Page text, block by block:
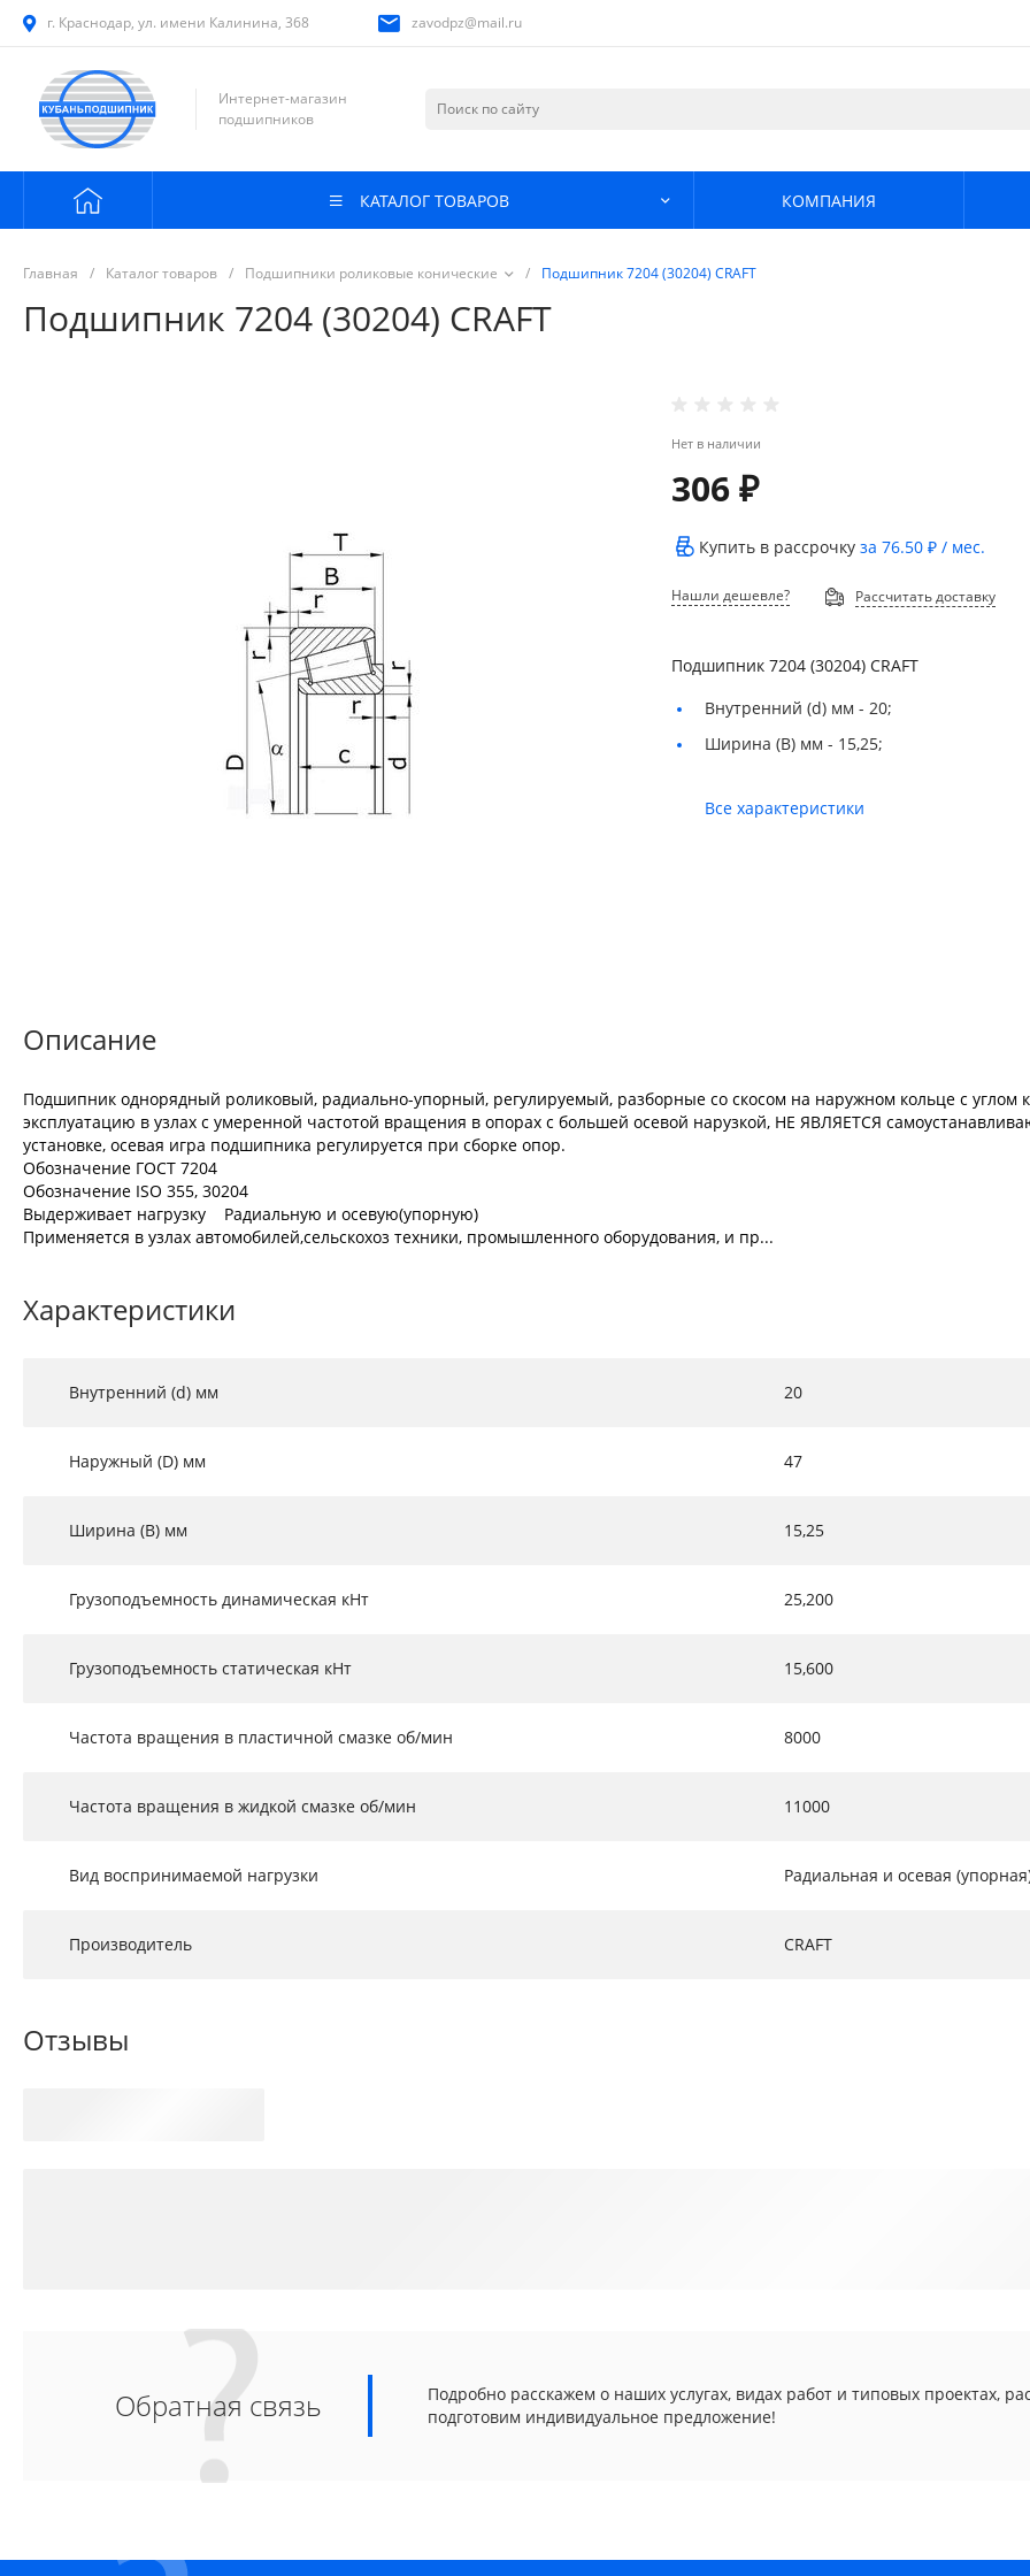
г. Краснодар, ул. имени Калинина, 368 zavodpz@mail.ru
Интернет-магазин
подшипников
КАТАЛОГ ТОВАРОВ КОМПАНИЯ
Главная / Каталог товаров / Подшипники роликовые конические / Подшипник 7204 (30204) CRAFT
Подшипник 7204 (30204) CRAFT
Нет в наличии
306 ₽
Купить в рассрочкуза76.50 ₽ / мес.
Нашли дешевле? Рассчитать доставку
Подшипник 7204 (30204) CRAFT
Внутренний (d) мм - 20;
Ширина (B) мм - 15,25;
Все характеристики
Описание
Подшипник однорядный роликовый, радиально-упорный, регулируемый, разборные со скосом на наружном кольце с углом
эксплуатацию в узлах с умеренной частотой вращения в опорах с большей осевой нарузкой, НЕ ЯВЛЯЕТСЯ
установке, осевая игра подшипника регулируется при сборке опор.
Обозначение ГОСТ 7204
Обозначение ISO 355, 30204
Выдерживает нагрузку Радиальную и осевую(упорную)
Применяется в узлах автомобилей,сельскохоз техники, промышленного оборудования, и пр...
Характеристики
Внутренний (d) мм 20
Наружный (D) мм 47
Ширина (B) мм 15,25
Грузоподъемность динамическая кНт 25,200
Грузоподъемность статическая кНт 15,600
Частота вращения в пластичной смазке об/мин 8000
Частота вращения в жидкой смазке об/мин 11000
Вид воспринимаемой нагрузки Радиальная и осевая
Производитель CRAFT
Отзывы
Обратная связь
Подробно расскажем о наших услугах, видах работ и типовых проектах,
подготовим индивидуальное предложение!